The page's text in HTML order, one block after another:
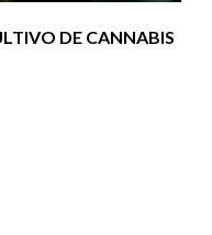
DE CANNABIS